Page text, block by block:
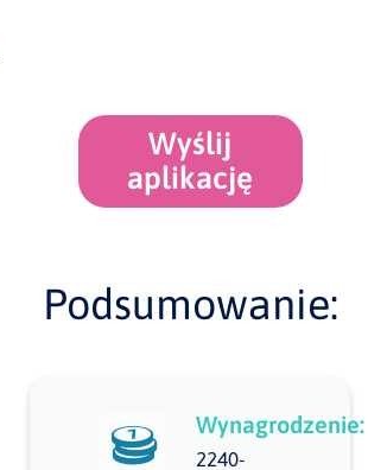
Wyślij
aplikację
Podsumowanie:
Wynagrodzenie:
2240-